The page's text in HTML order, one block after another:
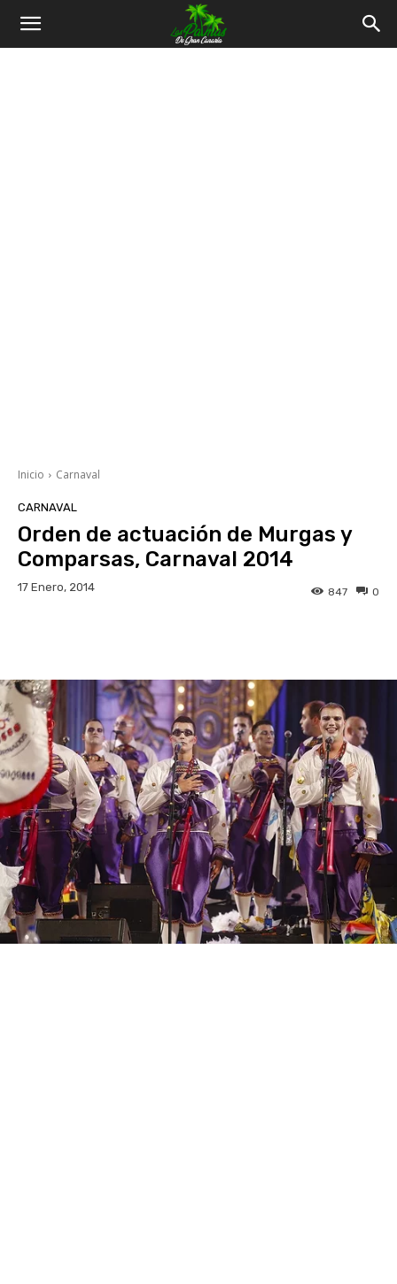
Inicio Carnaval
CARNAVAL
Orden de actuación de Murgas y
Comparsas, Carnaval 2014
17 Enero, 2014 0
847